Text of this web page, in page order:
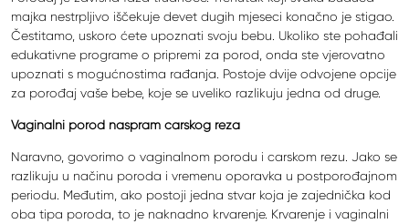
majka nestrpljivo iščekuje devet dugih mjeseci konačno je stigao.
Čestitamo, uskoro ćete upoznati svoju bebu. Ukoliko ste pohađali
edukativne programe o pripremi za porod, onda ste vjerovatno
upoznati s mogućnostima rađanja. Postoje dvije odvojene opcije
za porođaj vaše bebe, koje se uveliko razlikuju jedna od druge.
Vaginalni porod naspram carskog reza
Naravno, govorimo o vaginalnom porodu i carskom rezu. Jako se
razlikuju u načinu poroda i vremenu oporavka u postporođajnom
periodu. Međutim, ako postoji jedna stvar koja je zajednička kod
oba tipa poroda, to je naknadno krvarenje. Krvarenje i vaginalni